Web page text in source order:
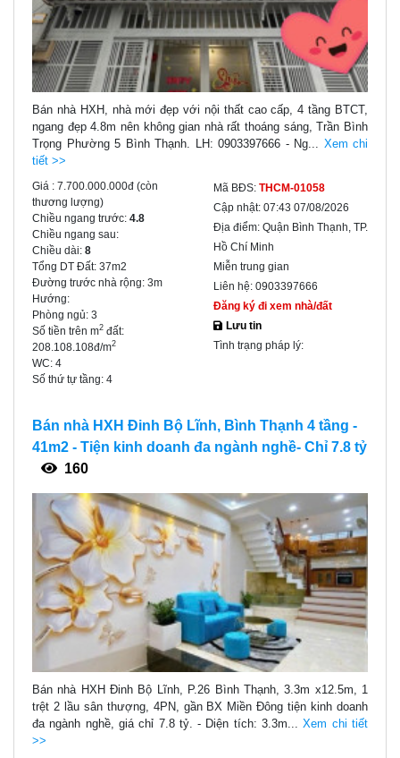
Bán nhà HXH, nhà mới đẹp với nội thất cao cấp, 4 tầng BTCT,
ngang đẹp 4.8m nên không gian nhà rất thoáng sáng, Trần Bình
Trọng Phường 5 Bình Thạnh. LH: 0903397666 - Ng... Xem chi
tiết >>
Giá : 7.700.000.000đ (còn
thương lượng)
Chiều ngang trước: 4.8
Chiều ngang sau:
Chiều dài: 8
Tổng DT Đất: 37m2
Đường trước nhà rộng: 3m
Hướng:
Phòng ngủ: 3
Số tiền trên m2 đất:
208.108.108đ/m2
WC: 4
Số thứ tự tầng: 4
Mã BĐS: THCM-01058
Cập nhật: 07:43 07/08/2026
Địa điểm: Quận Bình Thạnh, TP.
Hồ Chí Minh
Miễn trung gian
Liên hệ: 0903397666
Đăng ký đi xem nhà/đất
Lưu tin
Tình trạng pháp lý:
Bán nhà HXH Đinh Bộ Lĩnh, Bình Thạnh 4 tầng -
41m2 - Tiện kinh doanh đa ngành nghề- Chỉ 7.8 tỷ
160
Bán nhà HXH Đinh Bộ Lĩnh, P.26 Bình Thạnh, 3.3m x12.5m, 1
trệt 2 lầu sân thượng, 4PN, gần BX Miền Đông tiện kinh doanh
đa ngành nghề, giá chỉ 7.8 tỷ. - Diện tích: 3.3m...Xem chi tiết
>>